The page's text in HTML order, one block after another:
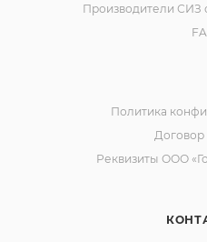
Производители СИЗ
Политика
Реквизиты ООО